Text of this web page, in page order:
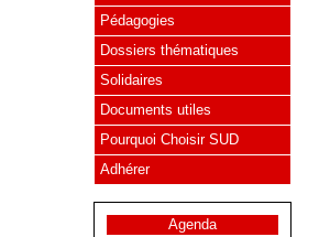
Pédagogies
Dossiers thématiques
Solidaires
Documents utiles
Pourquoi Choisir SUD
Adhérer
Agenda